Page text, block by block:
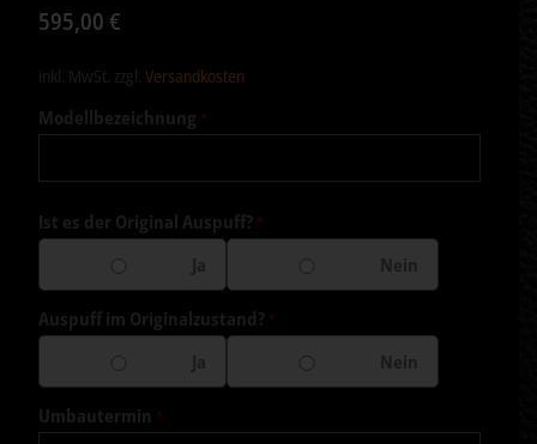
595,00€
inkl. MwSt. zzgl.Versandkosten
Modellbezeichnung *
Ist es der Original Auspuff? *
Auspuff im Originalzustand? *
Umbautermin *